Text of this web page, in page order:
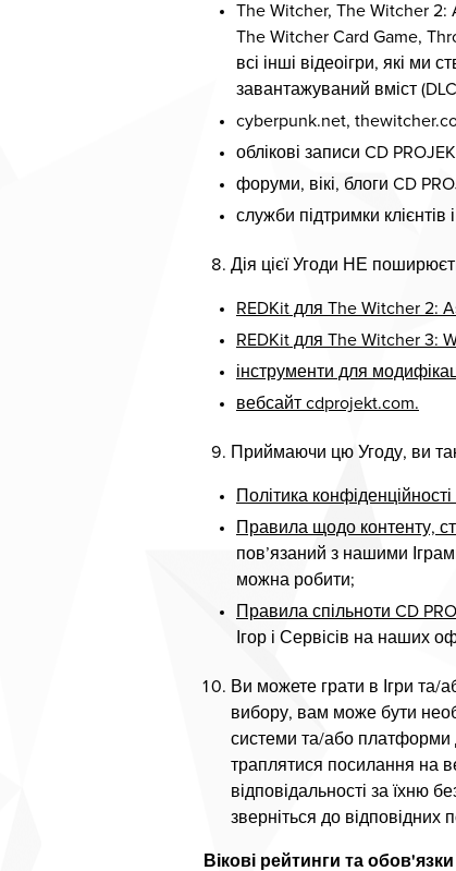
The Witcher, The Witcher 2:
The Witcher Card Game,
всі інші відеоігри, які
завантажуваний вміст
cyberpunk.net,
облікові записи CD
форуми, вікі, блоги CD
служби підтримки клієнтів
Дія цієї Угоди НЕ
REDKit для The Witcher 2:
REDKit для The Witcher 3:
інструменти для
вебсайт cdprojekt.com.
Приймаючи цю Угоду, ви
Політика
Правила щодо контенту,
пов’язаний з нашими
можна робити;
Правила спільноти CD
Ігор і Сервісів на наших
Ви можете грати в Ігри
вибору, вам може бути
системи та/або платформи
траплятися посилання на
відповідальності за їхню
зверніться до відповідних
Вікові рейтинги та обов'язки